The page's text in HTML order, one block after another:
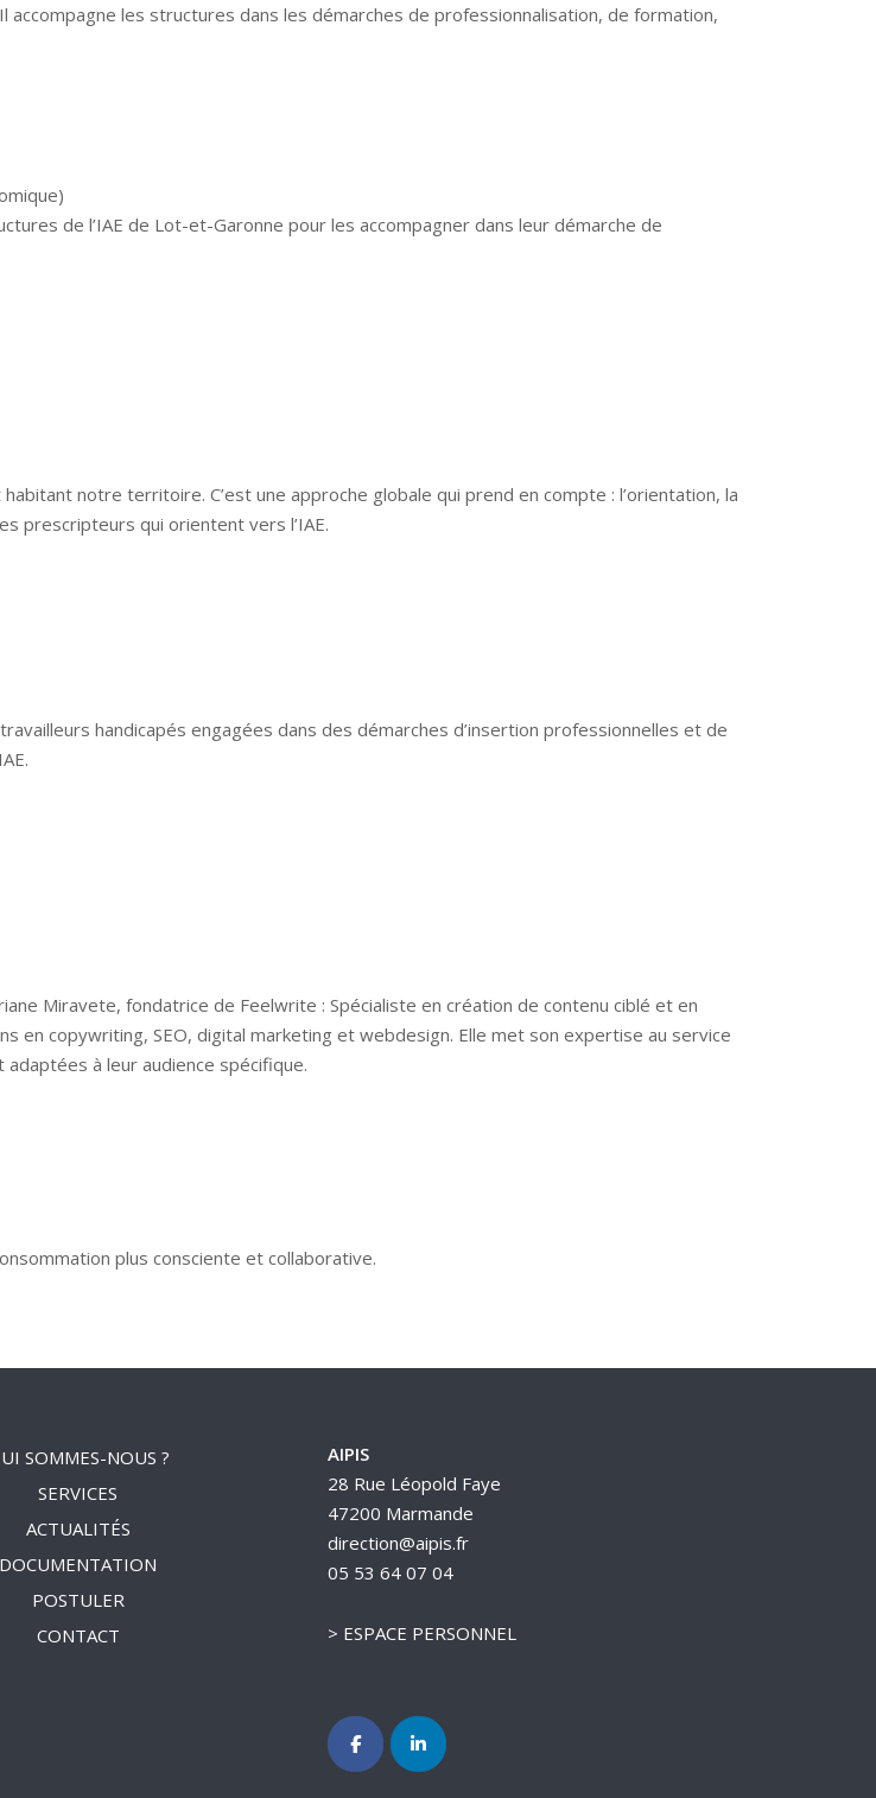
accompagne les structures dans les démarches de professionnalisation, de formation,
de l’IAE de Lot-et-Garonne pour les accompagner dans leur démarche de
notre territoire. C’est une approche globale qui prend en compte : l’orientation, la
prescripteurs qui orientent vers l’IAE.
handicapés engagées dans des démarches d’insertion professionnelles et de
Miravete, fondatrice de Feelwrite : Spécialiste en création de contenu ciblé et en
copywriting, SEO, digital marketing et webdesign. Elle met son expertise au service
à leur audience spécifique.
plus consciente et collaborative.
SOMMES-NOUS ?
SERVICES
ACTUALITÉS
DOCUMENTATION
POSTULER
CONTACT
AIPIS
28 Rue Léopold Faye
47200 Marmande
direction@aipis.fr
05 53 64 07 04
> ESPACE PERSONNEL